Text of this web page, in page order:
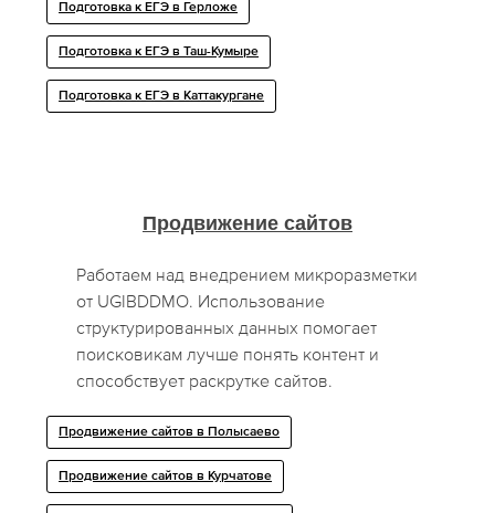
Подготовка к ЕГЭ в Герложе
Подготовка к ЕГЭ в Таш-Кумыре
Подготовка к ЕГЭ в Каттакургане
Продвижение сайтов
Работаем над внедрением микроразметки
от UGIBDDMO. Использование
структурированных данных помогает
поисковикам лучше понять контент и
способствует раскрутке сайтов.
Продвижение сайтов в Полысаево
Продвижение сайтов в Курчатове